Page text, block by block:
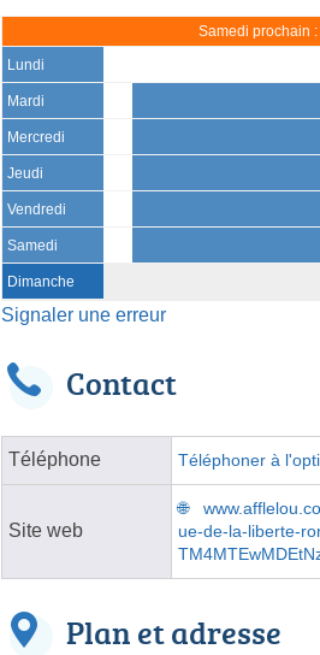
Samedi prochain :
Lundi
Mardi
Mercredi
Jeudi
Vendredi
Samedi
Dimanche
Signaler une erreur
Contact
Téléphone Téléphoner à
Site web
ue-de-la-liberte-
Plan et adresse